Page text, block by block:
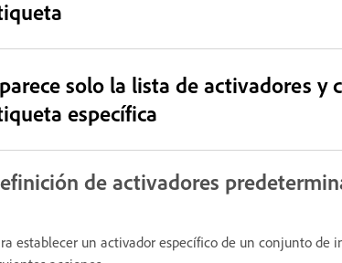
solo la lista de activadores
específica
de activadores
establecer un activador específico de un conjunto